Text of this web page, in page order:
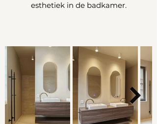
esthetiek in de badkamer.